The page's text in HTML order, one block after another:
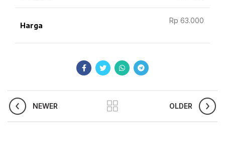
Harga
Rp 63.000
NEWER OLDER